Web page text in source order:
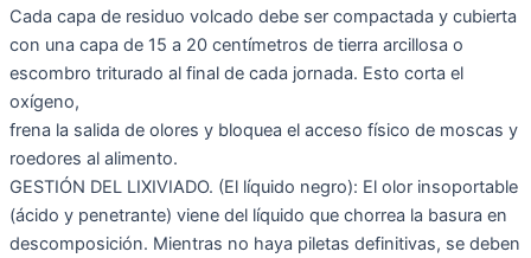
Cada capa de residuo volcado debe ser compactada y cubierta
con una capa de 15 a 20 centímetros de tierra arcillosa o
escombro triturado al final de cada jornada. Esto corta el
oxígeno,
frena la salida de olores y bloquea el acceso físico de moscas y
roedores al alimento.
GESTIÓN DEL LIXIVIADO. (El líquido negro): El olor insoportable
(ácido y penetrante) viene del líquido que chorrea la basura en
descomposición. Mientras no haya piletas definitivas, se deben